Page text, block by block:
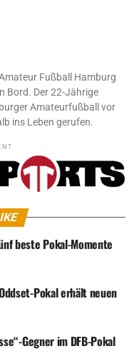
Fußball Hamburg
Bord. Der 22-Jährige
Amateurfußball vor
ins Leben gerufen.
beste Pokal-Momente
Pokal erhält neuen
Gegner im DFB-Pokal